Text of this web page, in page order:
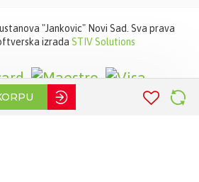
"Jankovic" Novi Sad. Sva prava
izrada STIV Solutions